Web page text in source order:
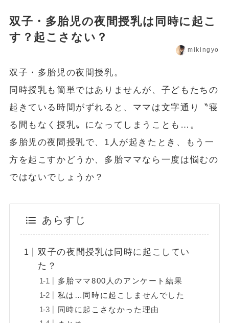
双子・多胎児の夜間授乳は同時に起こ
す？起こさない？
mikingyo
双子・多胎児の夜間授乳。
同時授乳も簡単ではありませんが、子どもたちの
起きている時間がずれると、ママは文字通り〝寝
る間もなく授乳〟になってしまうことも…。
多胎児の夜間授乳で、1人が起きたとき、もう一
方を起こすかどうか、多胎ママなら一度は悩むの
ではないでしょうか？
あらすじ
双子の夜間授乳は同時に起こしてい
た？
多胎ママ800人のアンケート結果
私は…同時に起こしませんでした
同時に起こさなかった理由